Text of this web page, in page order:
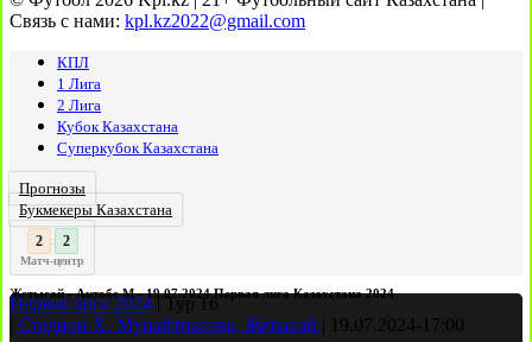
Связь с нами: kpl.kz2022@gmail.com
КПЛ
1 Лига
2 Лига
Кубок Казахстана
Суперкубок Казахстана
Прогнозы
Букмекеры Казахстана
3
:
Матч-центр
Жетысай - Актобе М - 19.07.2024 Первая лига Казахстана 2024
Первая лига 2024
Тур 16
Стадион Х. Мунайтпасова, Жетысай 19.07.2024- 17:00